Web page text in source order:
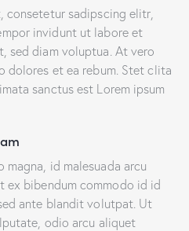
consetetur sadipscing elitr,
invidunt ut labore et
sed diam voluptua. At vero
dolores et ea rebum. Stet clita
sanctus est Lorem ipsum
id malesuada arcu
ex bibendum commodo id id
ante blandit volutpat. Ut
odio arcu aliquet